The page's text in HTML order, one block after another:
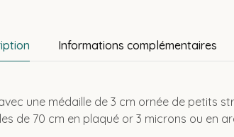
Informations complémentaires
une médaille de 3 cm ornée de petits
de 70 cm en plaqué or 3 microns ou en